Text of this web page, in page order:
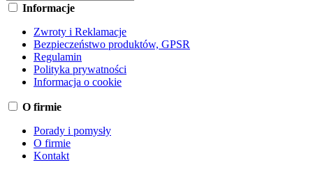
Informacje
Zwroty i Reklamacje
Bezpieczeństwo produktów, GPSR
Regulamin
Polityka prywatności
Informacja o cookie
O firmie
Porady i pomysły
O firmie
Kontakt